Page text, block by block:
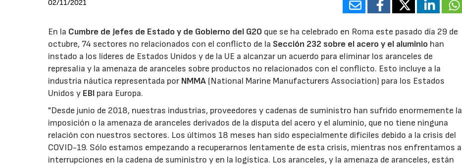
02/11/2021
En la Cumbre de Jefes de Estado y de Gobierno del G20 que se ha celebrado en Roma este pasado día 29 de
octubre, 74 sectores no relacionados con el conflicto de la Sección 232 sobre el acero y el aluminio han
instado a los líderes de Estados Unidos y de la UE a alcanzar un acuerdo para eliminar los aranceles de
represalia y la amenaza de aranceles sobre productos no relacionados con el conflicto. Esto incluye a la
industria náutica representada por NMMA (National Marine Manufacturers Association) para los Estados
Unidos y EBI para Europa.
"Desde junio de 2018, nuestras industrias, proveedores y cadenas de suministro han sufrido enormemente la
imposición o la amenaza de aranceles derivados de la disputa del acero y el aluminio, que no tiene ninguna
relación con nuestros sectores. Los últimos 18 meses han sido especialmente difíciles debido a la crisis del
COVID-19. Sólo estamos empezando a recuperarnos lentamente de esta crisis, mientras nos enfrentamos a
interrupciones en la cadena de suministro y en la logística. Los aranceles, y la amenaza de aranceles, están